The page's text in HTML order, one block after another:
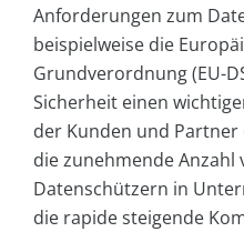
Anforderungen zum
beispielweise die
Grundverordnung (EU-
Sicherheit einen
der Kunden und
die zunehmende Anzahl
Datenschützern in
die rapide steigende